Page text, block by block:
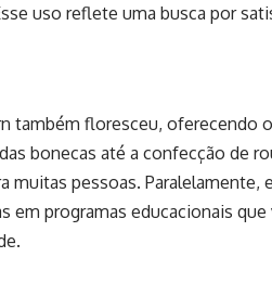
uso reflete uma busca por
também floresceu, oferecendo
bonecas até a confecção de
muitas pessoas. Paralelamente,
em programas educacionais